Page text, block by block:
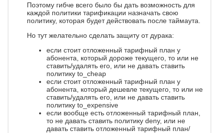
Поэтому гибче всего было бы дать возможность для
каждой политики тарификации назначать свою
политику, которая будет действовать после таймаута.
Но тут желательно сделать защиту от дурака:
если стоит отложенный тарифный план у
абонента, который дороже текущего, то или не
ставить/удалять его, или не давать ставить
политику to_cheap
если стоит отложенный тарифный план у
абонента, который дешевле текущего, то или не
ставить/удалять его, или не давать ставить
политику to_expensive
если вообще есть отложенный тарифный план,
то не давать ставить политику deny, или не
давать ставить отложенный тарифный план/